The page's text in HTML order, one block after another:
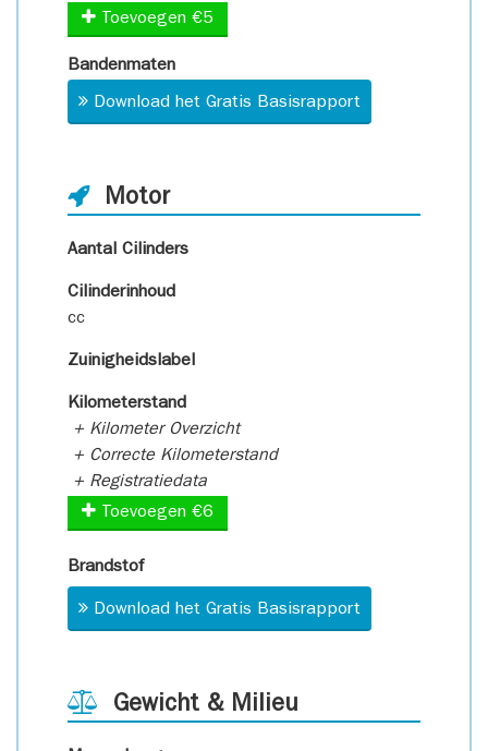
Toevoegen €5
Bandenmaten
Download het Gratis Basisrapport
Motor
Aantal Cilinders
Cilinderinhoud
cc
Zuinigheidslabel
Kilometerstand
+ Kilometer Overzicht
+ Correcte Kilometerstand
+ Registratiedata
Toevoegen €6
Brandstof
Download het Gratis Basisrapport
Gewicht & Milieu